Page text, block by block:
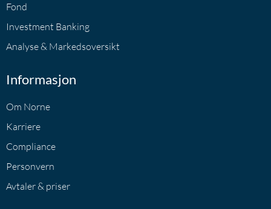
Fond
Investment Banking
Analyse & Markedsoversikt
Informasjon
Om Norne
Karriere
Compliance
Personvern
Avtaler & priser